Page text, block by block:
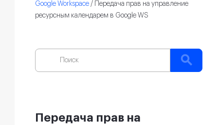
Google Workspace /
Передача прав на управление
ресурсным календарем в Google WS
Передача прав на